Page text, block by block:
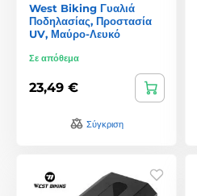
West Biking Γυαλιά
Ποδηλασίας, Προστασία
UV, Μαύρο-Λευκό
Σε απόθεμα
23,49 €
Σύγκριση